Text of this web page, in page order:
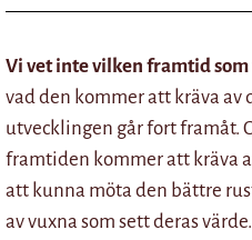
Vi vet inte vilken framtid
vad den kommer att kräva av
utvecklingen går fort framåt.
framtiden kommer att kräva
att kunna möta den bättre
av vuxna som sett deras